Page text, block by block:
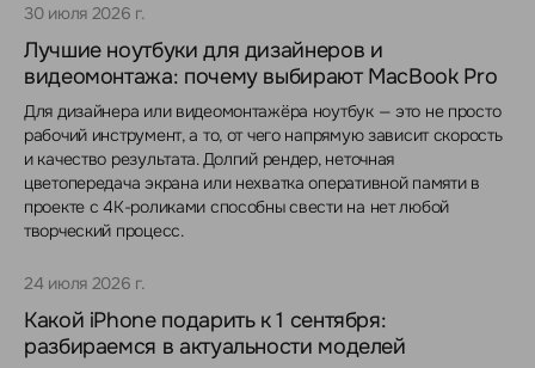
30 июля 2026 г.
Лучшие ноутбуки для дизайнеров и
видеомонтажа: почему выбирают MacBook Pro
Для дизайнера или видеомонтажёра ноутбук — это не просто
рабочий инструмент, а то, от чего напрямую зависит скорость
и качество результата. Долгий рендер, неточная
цветопередача экрана или нехватка оперативной памяти в
проекте с 4K-роликами способны свести на нет любой
творческий процесс.
24 июля 2026 г.
Какой iPhone подарить к 1 сентября:
разбираемся в актуальности моделей